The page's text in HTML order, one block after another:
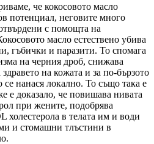
че кокосовото масло
потенциал, неговите много
с помощта на
масло естествено убива
гъбички и паразити. То спомага
на черния дроб, снижава
на кожата и за по-бързото
се нанася локално. То също така е
е доказало, че повишава нивата
при жените, подобрява
в телата им и води
и стомашни тлъстини в